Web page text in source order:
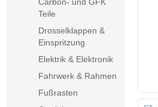
Teile
Drosselklappen &
Einspritzung
Elektrik & Elektronik
Fahrwerk & Rahmen
Fußrasten